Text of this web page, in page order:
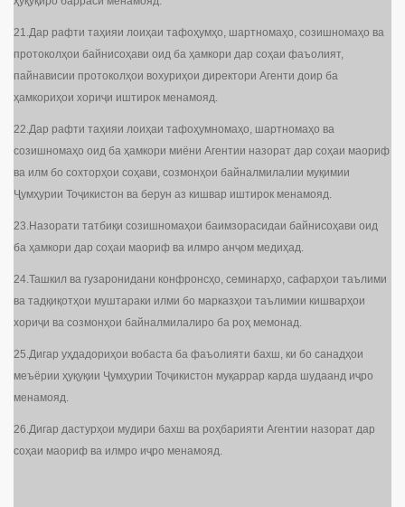
21.Дар рафти таҳияи лоиҳаи тафоҳумҳо, шартномаҳо, созишномаҳо ва
протоколҳои байнисоҳави оид ба ҳамкори дар соҳаи фаъолият,
пайнависии протоколҳои вохуриҳои директори Агенти доир ба
ҳамкориҳои хориҷи иштирок менамояд.
22.Дар рафти таҳияи лоиҳаи тафоҳумномаҳо, шартномаҳо ва
созишномаҳо оид ба ҳамкори миёни Агентии назорат дар соҳаи маориф
ва илм бо сохторҳои соҳави, созмонҳои байналмилалии муқимии
Ҷумҳурии Тоҷикистон ва берун аз кишвар иштирок менамояд.
23.Назорати татбиқи созишномаҳои баимзорасидаи байнисоҳави оид
ба ҳамкори дар соҳаи маориф ва илмро анҷом медиҳад.
24.Ташкил ва гузаронидани конфронсҳо, семинарҳо, сафарҳои таълими
ва тадқиқотҳои муштараки илми бо марказҳои таълимии кишварҳои
хориҷи ва созмонҳои байналмилалиро ба роҳ мемонад.
25.Дигар уҳдадориҳои вобаста ба фаъолияти бахш, ки бо санадҳои
меъёрии ҳуқуқии Ҷумҳурии Тоҷикистон муқаррар карда шудаанд иҷро
менамояд.
26.Дигар дастурҳои мудири бахш ва роҳбарияти Агентии назорат дар
соҳаи маориф ва илмро иҷро менамояд.